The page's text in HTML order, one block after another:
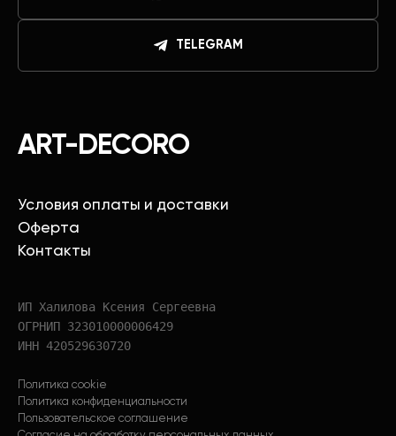
ART-DECORO
Условия оплаты и доставки
Оферта
Контакты
ИП Халилова Ксения Сергеевна
ОГРНИП 323010000006429
ИНН 420529630720
Политика cookie
Политика конфиденциальности
Пользовательское соглашение
TELEGRAM